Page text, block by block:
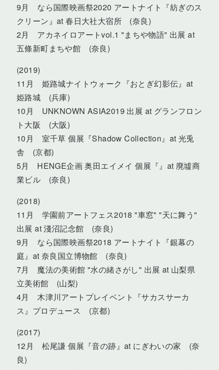
9月 なら国際映画祭2020 アートナイト『紡ぎのス
クリーン』at 春日大社大宿所 (奈良)
2月 アカネイロアートvol.1 "まちや物語" 出展 at
五條新町まちや館 (奈良)
(2019)
11月 姫路城ナイトウォーク『おとぎ幻影伝』at
姫路城 (兵庫)
10月 UNKNOWN ASIA2019 出展 at グランフロン
ト大阪 (大阪)
10月 室千草 個展『Shadow Collection』at 光兎
舎 (京都)
5月 HENGE企画 奥田エイメイ 個展『』at 廃墟商
業ビル (奈良)
(2018)
11月 学園前アートフェス2018 "車窓" "天に舞う"
出展 at 淺沼記念館 (奈良)
9月 なら国際映画祭2018 アートナイト『銀幕の
庭』at 奈良国立博物館 (奈良)
7月 魔法の美術館 "水の緒さがし" 出展 at 山梨県
立美術館 (山梨)
4月 木津川アートプレイベント『サカスサーカ
ス』プロデュース (京都)
(2017)
12月 松尾謙 個展『音の跡』at にぎわいの家 (奈
良)